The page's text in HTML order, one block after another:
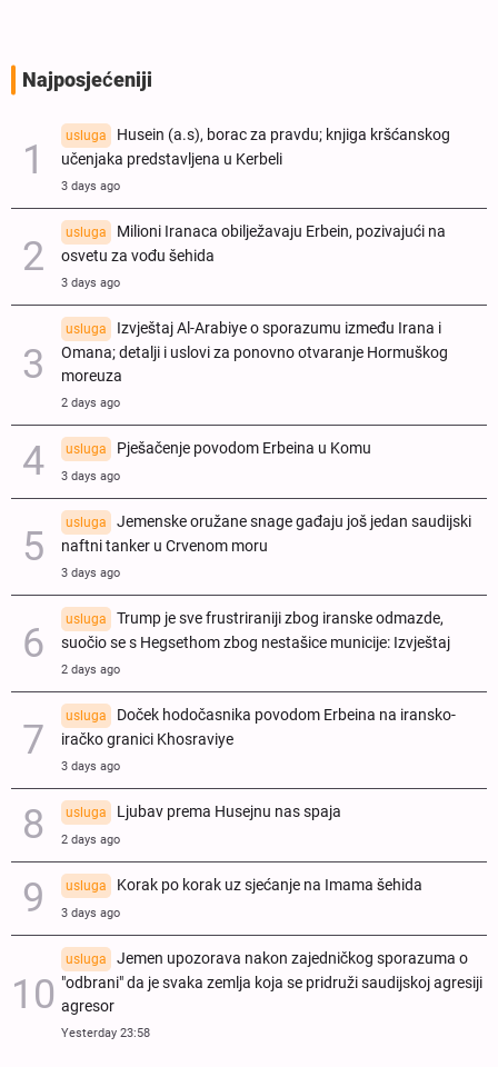
Najposjećeniji
usluga
Husein (a.s), borac za pravdu; knjiga kršćanskog
učenjaka predstavljena u Kerbeli
3 days ago
usluga
Milioni Iranaca obilježavaju Erbein, pozivajući na
osvetu za vođu šehida
3 days ago
usluga
Izvještaj Al-Arabiye o sporazumu između Irana i
Omana; detalji i uslovi za ponovno otvaranje Hormuškog
moreuza
2 days ago
usluga Pješačenje povodom Erbeina u Komu
3 days ago
usluga
Jemenske oružane snage gađaju još jedan saudijski
naftni tanker u Crvenom moru
3 days ago
usluga
Trump je sve frustriraniji zbog iranske odmazde,
suočio se s Hegsethom zbog nestašice municije: Izvještaj
2 days ago
usluga
Doček hodočasnika povodom Erbeina na iransko-
iračko granici Khosraviye
3 days ago
usluga Ljubav prema Husejnu nas spaja
2 days ago
usluga Korak po korak uz sjećanje na Imama šehida
3 days ago
usluga
Jemen upozorava nakon zajedničkog sporazuma o
"odbrani" da je svaka zemlja koja se pridruži saudijskoj agresiji
agresor
Yesterday 23:58